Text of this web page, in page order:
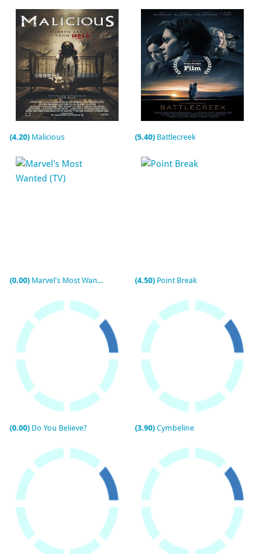
(4.20) Malicious (5.40) Battlecreek
(0.00) Marvel's Most Wanted (TV) (4.50) Point Break
(0.00) Do You Believe? (3.90)Cymbeline